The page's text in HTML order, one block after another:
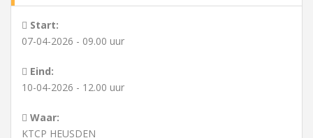
Start:
07-04-2026 - 09.00 uur
Eind:
10-04-2026 - 12.00 uur
Waar:
KTCP HEUSDEN